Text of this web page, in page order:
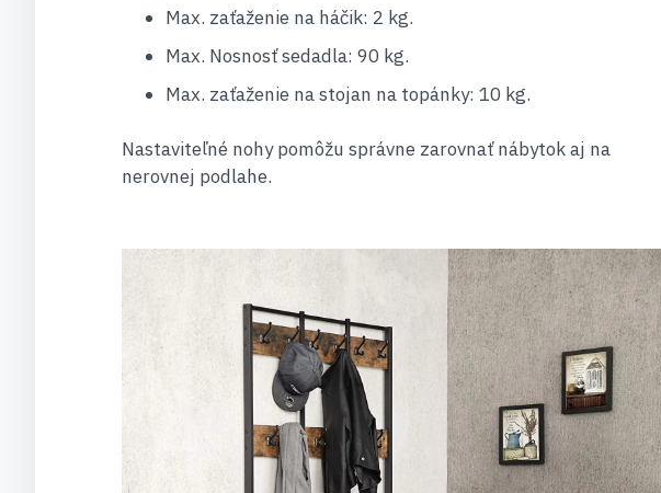
Max. zaťaženie na háčik: 2 kg.
Max. Nosnosť sedadla: 90 kg.
Max. zaťaženie na stojan na topánky: 10 kg.
Nastaviteľné nohy pomôžu správne zarovnať nábytok aj na
nerovnej podlahe.